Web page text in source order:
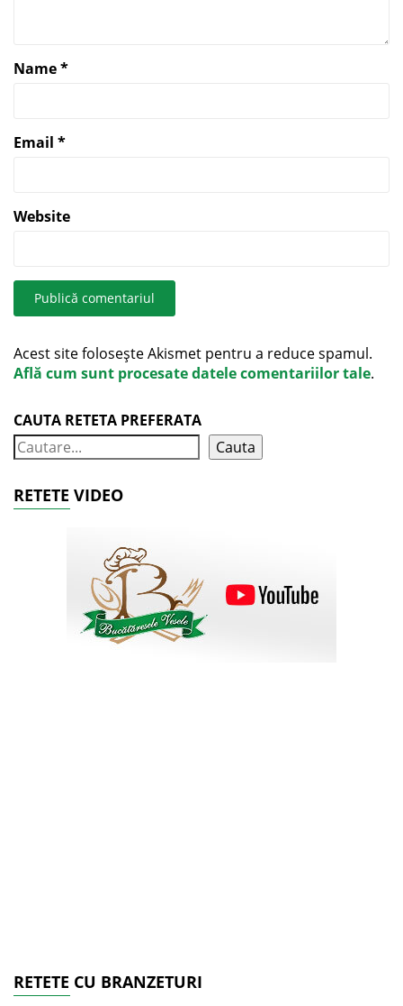
Name*
Email *
Website
Acest site folosește Akismet pentru a reduce spamul.
Află cum sunt procesate datele comentariilor tale.
CAUTA RETETA PREFERATA
Cauta
RETETE VIDEO
RETETE CU BRANZETURI